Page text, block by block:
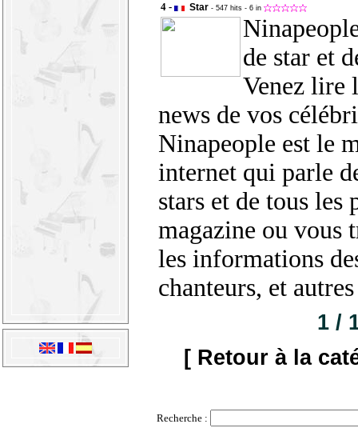
4 - Star - 547 hits - 6 in
de star et
Venez lire
news de vos
Ninapeople est le
internet qui parle
stars et de tous les
magazine ou vous
les informations
chanteurs, et
1 /
[ Retour à la
Recherche :